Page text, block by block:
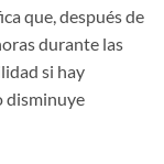
que, después de
durante las
si hay
disminuye